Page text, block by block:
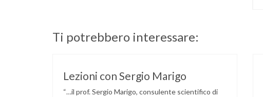
Ti potrebbero interessare:
Lezioni con Sergio Marigo
“…il prof. Sergio Marigo, consulente scientifico di